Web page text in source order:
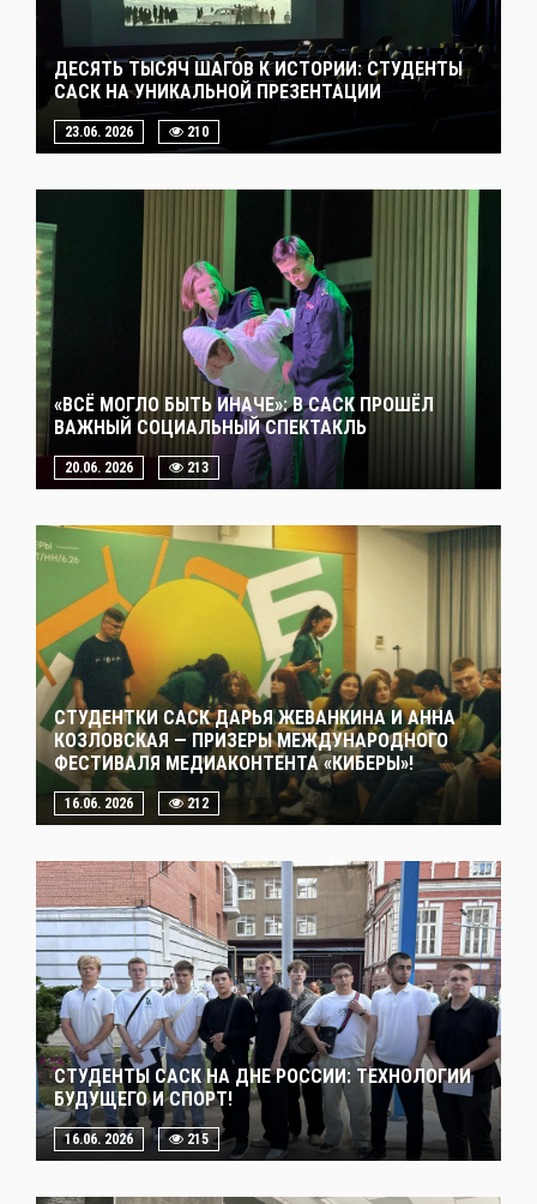
ДЕСЯТЬ ТЫСЯЧ ШАГОВ К ИСТОРИИ: СТУДЕНТЫ
САСК НА УНИКАЛЬНОЙ ПРЕЗЕНТАЦИИ
23.06. 2026 210
«ВСЁ МОГЛО БЫТЬ ИНАЧЕ»: В САСК ПРОШЁЛ
ВАЖНЫЙ СОЦИАЛЬНЫЙ СПЕКТАКЛЬ
20.06. 2026 213
СТУДЕНТКИ САСК ДАРЬЯ ЖЕВАНКИНА И АННА
КОЗЛОВСКАЯ — ПРИЗЕРЫ МЕЖДУНАРОДНОГО
ФЕСТИВАЛЯ МЕДИАКОНТЕНТА «КИБЕРЫ»!
16.06. 2026 212
СТУДЕНТЫ САСК НА ДНЕ РОССИИ: ТЕХНОЛОГИИ
БУДУЩЕГО И СПОРТ!
16.06. 2026 215